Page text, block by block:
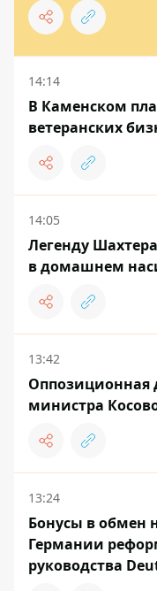
14:14
В Каменском
ветеранских
14:05
Легенду
в домашнем
13:42
Оппозиционная
министра
13:24
Бонусы в обмен
Германии
руководства